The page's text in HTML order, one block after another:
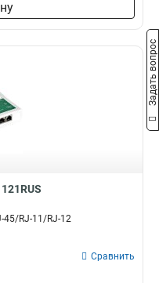
45/RJ-11/RJ-12
Сравнить
Задать вопрос